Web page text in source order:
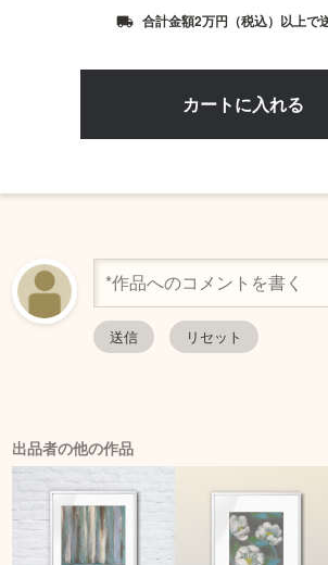
local_shipping 合計金額2万円（税込）以上で
出品者の他の作品